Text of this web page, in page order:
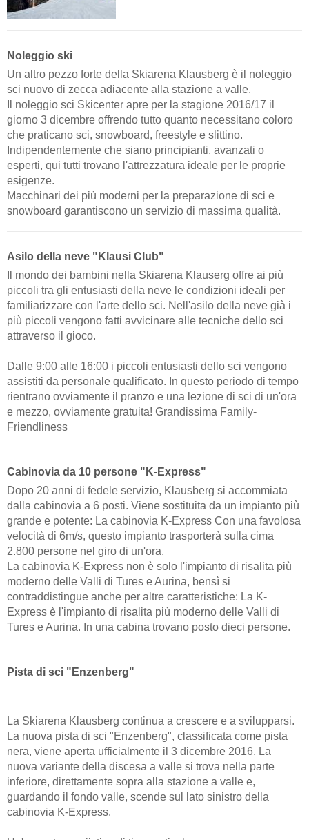
Noleggio ski
Un altro pezzo forte della Skiarena Klausberg è il noleggio
sci nuovo di zecca adiacente alla stazione a valle.
Il noleggio sci Skicenter apre per la stagione 2016/17 il
giorno 3 dicembre offrendo tutto quanto necessitano coloro
che praticano sci, snowboard, freestyle e slittino.
Indipendentemente che siano principianti, avanzati o
esperti, qui tutti trovano l'attrezzatura ideale per le proprie
esigenze.
Macchinari dei più moderni per la preparazione di sci e
snowboard garantiscono un servizio di massima qualità.
Asilo della neve "Klausi Club"
Il mondo dei bambini nella Skiarena Klauserg offre ai più
piccoli tra gli entusiasti della neve le condizioni ideali per
familiarizzare con l'arte dello sci. Nell'asilo della neve già i
più piccoli vengono fatti avvicinare alle tecniche dello sci
attraverso il gioco.
Dalle 9:00 alle 16:00 i piccoli entusiasti dello sci vengono
assistiti da personale qualificato. In questo periodo di tempo
rientrano ovviamente il pranzo e una lezione di sci di un'ora
e mezzo, ovviamente gratuita! Grandissima Family-
Friendliness
Cabinovia da 10 persone "K-Express"
Dopo 20 anni di fedele servizio, Klausberg si accommiata
dalla cabinovia a 6 posti. Viene sostituita da un impianto più
grande e potente: La cabinovia K-Express Con una favolosa
velocità di 6m/s, questo impianto trasporterà sulla cima
2.800 persone nel giro di un'ora.
La cabinovia K-Express non è solo l'impianto di risalita più
moderno delle Valli di Tures e Aurina, bensì si
contraddistingue anche per altre caratteristiche: La K-
Express è l'impianto di risalita più moderno delle Valli di
Tures e Aurina. In una cabina trovano posto dieci persone.
Pista di sci "Enzenberg"
La Skiarena Klausberg continua a crescere e a svilupparsi.
La nuova pista di sci "Enzenberg", classificata come pista
nera, viene aperta ufficialmente il 3 dicembre 2016. La
nuova variante della discesa a valle si trova nella parte
inferiore, direttamente sopra alla stazione a valle e,
guardando il fondo valle, scende sul lato sinistro della
cabinovia K-Express.